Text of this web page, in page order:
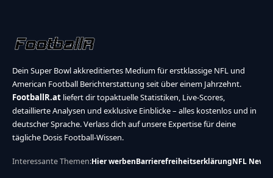
Dein Super Bowl akkreditiertes Medium für erstklassige NFL und
American Football Berichterstattung seit über einem Jahrzehnt.
FootballR.at liefert dir topaktuelle Statistiken, Live-Scores,
detaillierte Analysen und exklusive Einblicke – alles kostenlos und in
deutscher Sprache. Verlass dich auf unsere Expertise für deine
tägliche Dosis Football-Wissen.
Interessante Themen:Hier werbenBarrierefreiheitserklärungNFL News